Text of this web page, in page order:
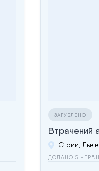
ЗАГУБЛЕНО
Втрачений
Стрий,
ДОДАНО 5